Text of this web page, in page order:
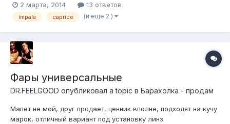
2 марта, 2014 13 ответов
impala caprice (и ещё 2 )
Фары универсальные
DR.FEELGOOD опубликовал a topic в Барахолка - продам
Мапет не мой, друг продает, ценник вполне, подходят на кучу
марок, отличный вариант под установку линз